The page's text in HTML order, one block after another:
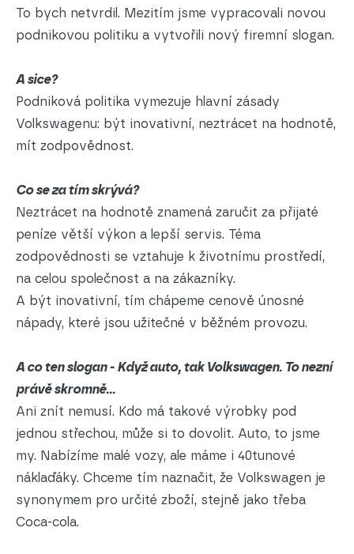
To bych netvrdil. Mezitím jsme vypracovali novou
podnikovou politiku a vytvořili nový firemní slogan.
A sice?
Podniková politika vymezuje hlavní zásady
Volkswagenu: být inovativní, neztrácet na hodnotě,
mít zodpovědnost.
Co se za tím skrývá?
Neztrácet na hodnotě znamená zaručit za přijaté
peníze větší výkon a lepší servis. Téma
zodpovědnosti se vztahuje k životnímu prostředí,
na celou společnost a na zákazníky.
A být inovativní, tím chápeme cenově únosné
nápady, které jsou užitečné v běžném provozu.
A co ten slogan - Když auto, tak Volkswagen. To nezní
právě skromně...
Ani znít nemusí. Kdo má takové výrobky pod
jednou střechou, může si to dovolit. Auto, to jsme
my. Nabízíme malé vozy, ale máme i 40tunové
náklaďáky. Chceme tím naznačit, že Volkswagen je
synonymem pro určité zboží, stejně jako třeba
Coca-cola.